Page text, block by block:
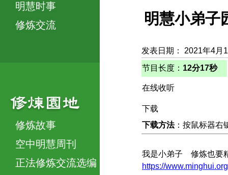
明慧时事
修炼交流
修炼故事
空中明慧周刊
正法修炼交流选编
明慧小弟
发表日期： 2021年4月
节目长度： 12分17秒
在线收听
下载
下载方法：按鼠标器右
我是小弟子 修炼也要
https://